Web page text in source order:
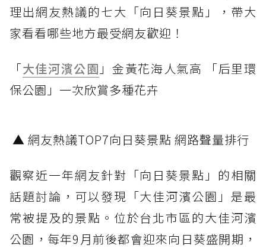
理出網友熱議的七大「向日葵景點」，帶大
家看看哪些地方最受網友歡迎！
「大佳河濱公園 」金黃花海人氣高 「后里環
保公園」一次欣賞多種花卉
▲ 網友熱議TOP7向日葵景點 網路聲量排行
觀察近一年網友針對「向日葵景點」的相關
話題討論，可以發現「大佳河濱公園」是最
常被提及的景點。位於台北市區的大佳河濱
公園，每年9月前後都會迎來向日葵盛開期，